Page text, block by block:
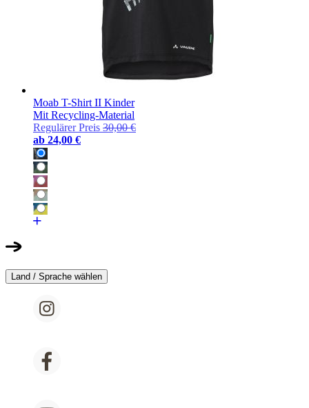
Moab T-Shirt II Kinder
Mit Recycling-Material
Regulärer Preis 30,00 €
ab 24,00 €
Land / Sprache wählen